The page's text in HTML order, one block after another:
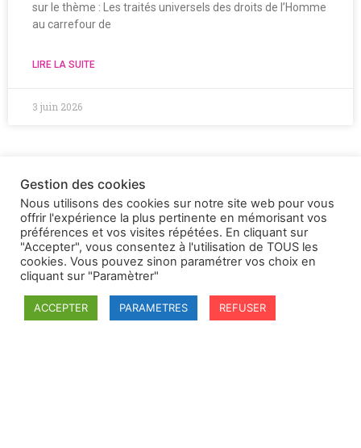
sur le thème : Les traités universels des droits de l’Homme
au carrefour de
LIRE LA SUITE
3 juin 2026
Gestion des cookies
Nous utilisons des cookies sur notre site web pour vous
offrir l'expérience la plus pertinente en mémorisant vos
préférences et vos visites répétées. En cliquant sur
"Accepter", vous consentez à l'utilisation de TOUS les
cookies. Vous pouvez sinon paramétrer vos choix en
cliquant sur "Paramètrer"
ACCEPTER PARAMETRES REFUSER